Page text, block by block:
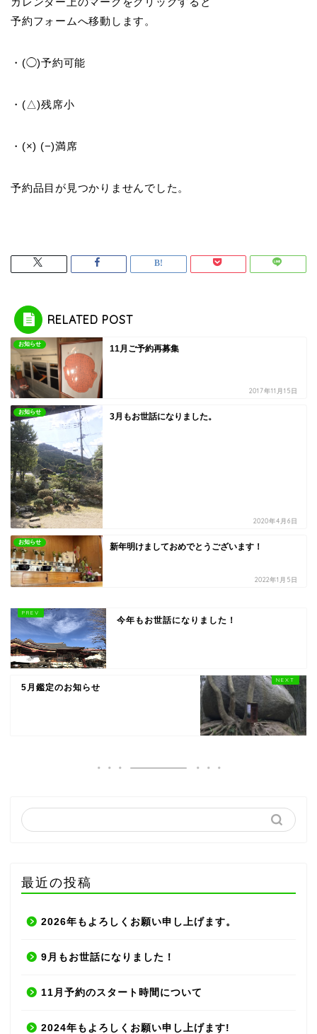
予約フォームへ移動します。
・(◯)予約可能
・(△)残席小
・(×) (−)満席
予約品目が見つかりませんでした。
RELATED POST
お知らせ 11月ご予約再募集
2017年11月15日
お知らせ 3月もお世話になりました。
2020年4月6日
お知らせ 新年明けましておめでとうございます！
2022年1月5日
今年もお世話になりました！
5月鑑定のお知らせ
最近の投稿
2026年もよろしくお願い申し上げます。
9月もお世話になりました！
11月予約のスタート時間について
2024年もよろしくお願い申し上げます!